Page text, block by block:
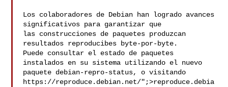
Los colaboradores de Debian han logrado avances
significativos para garantizar que
las construcciones de paquetes produzcan
resultados reproducibes byte-por-byte.
Puede consultar el estado de paquetes
instalados en su sistema utilizando el nuevo
paquete debian-repro-status, o visitando
https://reproduce.debian.net/";>reproduce.debia